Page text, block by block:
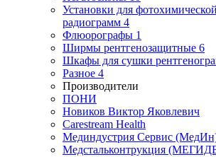
Установки для
радиограмм 4
Флюорографы 1
Ширмы рентгенозащитные 6
Шкафы для сушки
Разное 4
Производители
ПОНИ
Новиков Виктор Яковлевич
Carestream Health
Мединдустрия Сервис
Медстальконтрукция